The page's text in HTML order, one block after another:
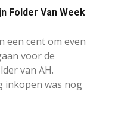
Folder Van Week
een cent om even
voor de
van AH.
inkopen was nog